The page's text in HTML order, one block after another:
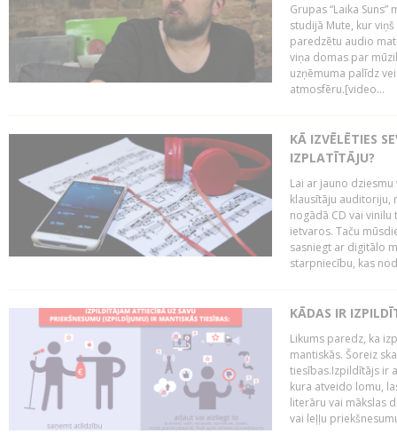
Grupas “Laika
studijā Mute, kur
paredzētu audio
viņa domas par
uzņēmuma palīdz
atmosfēru.[video...
KĀ IZVĒLĒTIES
IZPLATĪTĀJU?
Lai ar jauno
klausītāju auditoriju,
nogādā CD vai
ietvaros. Taču
sasniegt ar digitālo
starpniecību, kas
KĀDAS IR
Likums paredz, ka
mantiskās. Šoreiz
tiesības.Izpildītājs ir
kura atveido lomu,
literāru vai mākslas
vai leļļu